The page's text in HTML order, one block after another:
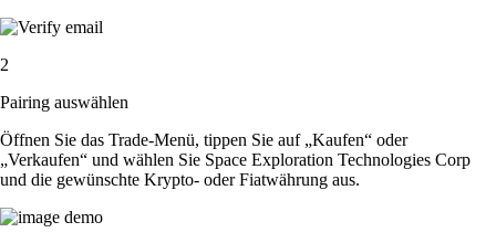
2
Pairing auswählen
Öffnen Sie das Trade-Menü, tippen Sie auf „Kaufen“ oder
„Verkaufen“ und wählen Sie Space Exploration Technologies Corp
und die gewünschte Krypto- oder Fiatwährung aus.